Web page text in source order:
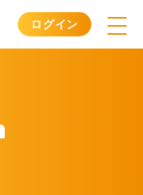
ログイン